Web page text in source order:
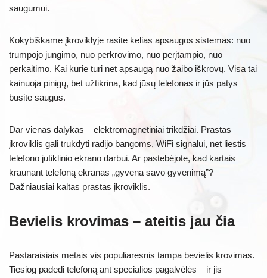
saugumui.
Kokybiškame įkroviklyje rasite kelias apsaugos sistemas: nuo
trumpojo jungimo, nuo perkrovimo, nuo perįtampio, nuo
perkaitimo. Kai kurie turi net apsaugą nuo žaibo iškrovų. Visa tai
kainuoja pinigų, bet užtikrina, kad jūsų telefonas ir jūs patys
būsite saugūs.
Dar vienas dalykas – elektromagnetiniai trikdžiai. Prastas
įkroviklis gali trukdyti radijo bangoms, WiFi signalui, net liestis
telefono jutiklinio ekrano darbui. Ar pastebėjote, kad kartais
kraunant telefoną ekranas „gyvena savo gyvenimą”?
Dažniausiai kaltas prastas įkroviklis.
Bevielis krovimas – ateitis jau čia
Pastaraisiais metais vis populiaresnis tampa bevielis krovimas.
Tiesiog padedi telefoną ant specialios pagalvėlės – ir jis